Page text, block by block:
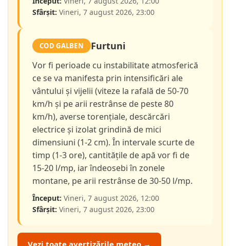
Sfârșit: Vineri, 7 august 2026, 23:00
COD GALBEN Furtuni
Vor fi perioade cu instabilitate atmosferică
ce se va manifesta prin intensificări ale
vântului și vijelii (viteze la rafală de 50-70
km/h și pe arii restrânse de peste 80
km/h), averse torențiale, descărcări
electrice și izolat grindină de mici
dimensiuni (1-2 cm). În intervale scurte de
timp (1-3 ore), cantitățile de apă vor fi de
15-20 l/mp, iar îndeosebi în zonele
montane, pe arii restrânse de 30-50 l/mp.
Început: Vineri, 7 august 2026, 12:00
Sfârșit: Vineri, 7 august 2026, 23:00